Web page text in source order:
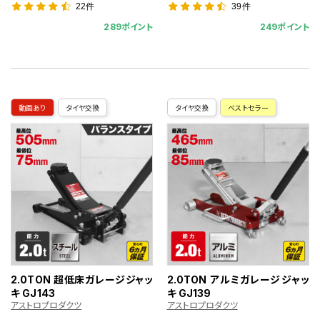
22件
289ポイント
39件
249ポイント
動画あり タイヤ交換
2.0TON 超低床ガレージジャッ
キ GJ143
アストロプロダクツ
タイヤ交換 ベストセラー
2.0TON アルミガレージジャッ
キ GJ139
アストロプロダクツ